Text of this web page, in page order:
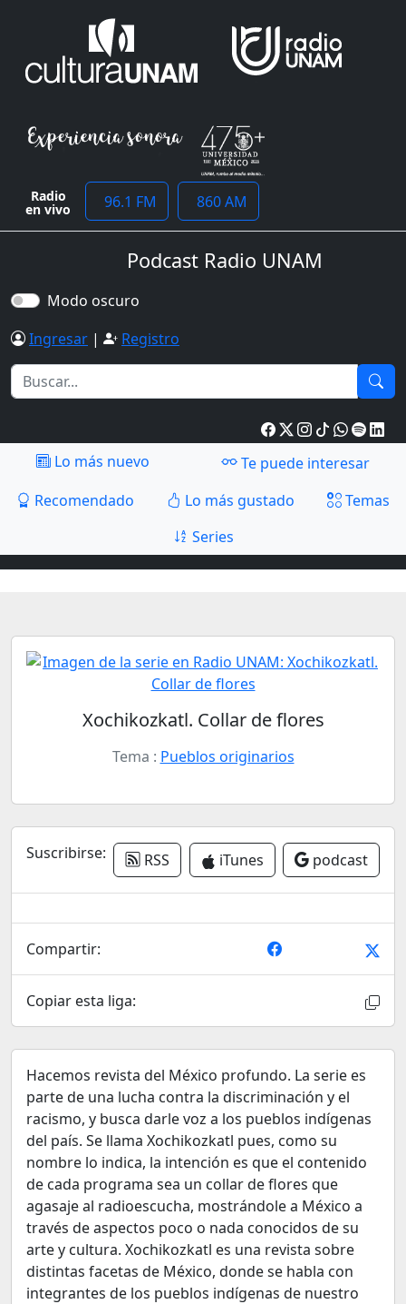
Radio
en vivo 96.1 FM 860 AM
Podcast Radio UNAM
Modo oscuro
Ingresar | Registro
Lo más nuevo
Te puede interesar
Recomendado
Lo más gustado
Temas
Series
Xochikozkatl. Collar de flores
Tema : Pueblos originarios
Suscribirse: RSS iTunes podcast
Compartir:
Copiar esta liga:
Hacemos revista del México profundo. La serie es
parte de una lucha contra la discriminación y el
racismo, y busca darle voz a los pueblos indígenas
del país. Se llama Xochikozkatl pues, como su
nombre lo indica, la intención es que el contenido
de cada programa sea un collar de flores que
agasaje al radioescucha, mostrándole a México a
través de aspectos poco o nada conocidos de su
arte y cultura. Xochikozkatl es una revista sobre
distintas facetas de México, donde se habla con
integrantes de los pueblos indígenas de nuestro